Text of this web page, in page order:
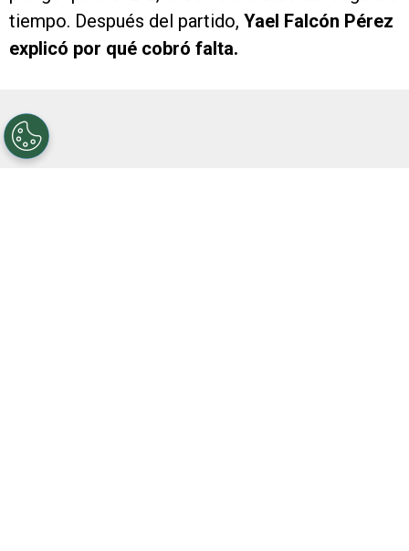
tiempo. Después del partido, Yael Falcón Pérez
explicó por qué cobró falta.